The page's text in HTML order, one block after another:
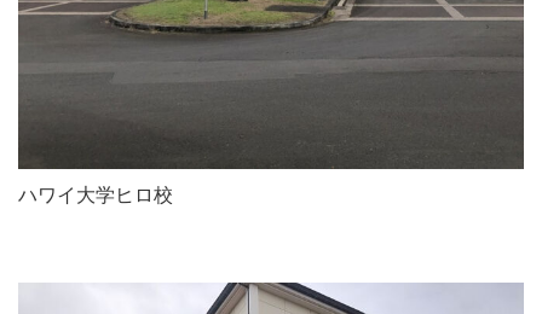
ハワイ大学ヒロ校